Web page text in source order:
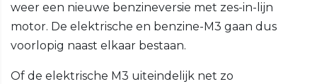
weer een nieuwe benzineversie met zes-in-lijn
motor. De elektrische en benzine-M3 gaan dus
voorlopig naast elkaar bestaan.
Of de elektrische M3 uiteindelijk net zo